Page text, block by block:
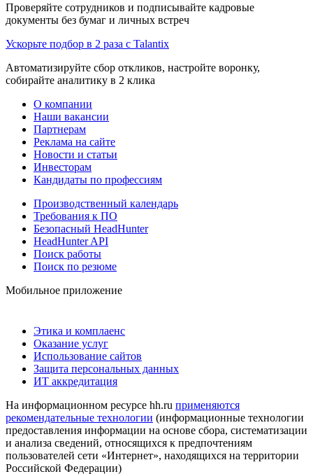
Проверяйте сотрудников и подписывайте кадровые
документы без бумаг и личных встреч
Ускорьте подбор в 2 раза с Talantix
Автоматизируйте сбор откликов, настройте воронку,
собирайте аналитику в 2 клика
О компании
Наши вакансии
Партнерам
Реклама на сайте
Новости и статьи
Инвесторам
Кандидаты по профессиям
Производственный календарь
Требования к ПО
Безопасный HeadHunter
HeadHunter API
Поиск работы
Поиск по резюме
Мобильное приложение
Этика и комплаенс
Оказание услуг
Использование сайтов
Защита персональных данных
ИТ аккредитация
На информационном ресурсе hh.ru применяются
рекомендательные технологии (информационные технологии
предоставления информации на основе сбора, систематизации
и анализа сведений, относящихся к предпочтениям
пользователей сети «Интернет», находящихся на территории
Российской Федерации)